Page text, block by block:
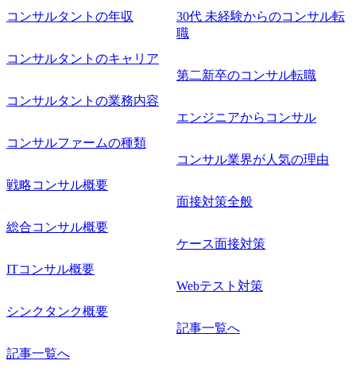
コンサルタントの年収
コンサルタントのキャリア
コンサルタントの業務内容
コンサルファームの種類
戦略コンサル概要
総合コンサル概要
ITコンサル概要
シンクタンク概要
記事一覧へ
30代 未経験からのコンサル転
職
第二新卒のコンサル転職
エンジニアからコンサル
コンサル業界が人気の理由
面接対策全般
ケース面接対策
Webテスト対策
記事一覧へ